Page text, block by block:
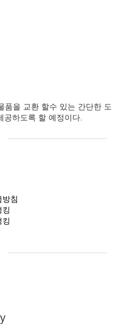
품을 교환 할수 있는 간단한 도
공하도록 할 예정이다.
침
킹
킹